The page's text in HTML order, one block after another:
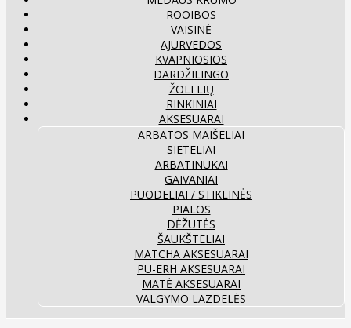
ROOIBOS
VAISINĖ
AJURVEDOS
KVAPNIOSIOS
DARDŽILINGO
ŽOLELIŲ
RINKINIAI
AKSESUARAI
ARBATOS MAIŠELIAI
SIETELIAI
ARBATINUKAI
GAIVANIAI
PUODELIAI / STIKLINĖS
PIALOS
DĖŽUTĖS
ŠAUKŠTELIAI
MATCHA AKSESUARAI
PU-ERH AKSESUARAI
MATĖ AKSESUARAI
VALGYMO LAZDELĖS